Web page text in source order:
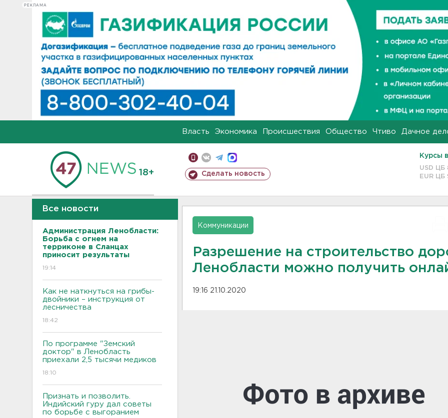
РЕКЛАМА
Власть Экономика Происшествия Общество Чтиво Дачное
18+ Сделать новость
Курсы
USD ЦБ
EUR ЦБ
Все новости
Администрация Ленобласти:
Борьба с огнем на
терриконе в Сланцах
приносит результаты
19:14
Как не наткнуться на грибы-
двойники – инструкция от
лесничества
18:42
По программе "Земский
доктор" в Ленобласть
приехали 2,5 тысячи медиков
18:10
Признать и позволить.
Индийский гуру дал советы
по борьбе с выгоранием
Коммуникации
Разрешение на строительство
Ленобласти можно получить
19:16 21.10.2020